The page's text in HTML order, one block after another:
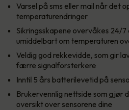
Varsel på sms eller mail når det
temperaturendringer
Sikringsskapene overvåkes 24/7
umiddelbart om temperaturen
Veldig god rekkevidde, som gir
færre signalforsterkere
Inntil 5 års batterilevetid på
Brukervennlig nettside som gjør
oversikt over sensorene dine